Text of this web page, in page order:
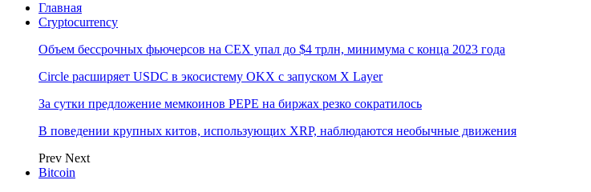
Главная
Cryptocurrency
Объем бессрочных фьючерсов на CEX упал до $4 трлн, минимума с конца 2023 года
Circle расширяет USDC в экосистему OKX с запуском X Layer
За сутки предложение мемкоинов PEPE на биржах резко сократилось
В поведении крупных китов, использующих XRP, наблюдаются необычные движения
Prev Next
Bitcoin